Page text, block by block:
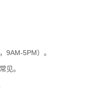
9AM-5PM）。
见。